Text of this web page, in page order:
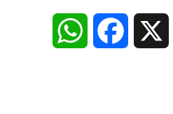
WhatsAppFacebook